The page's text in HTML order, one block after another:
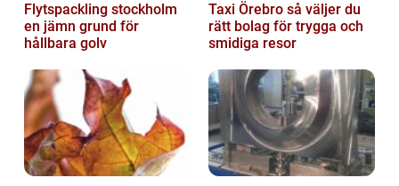
Flytspackling stockholm
en jämn grund för
hållbara golv
Taxi Örebro så väljer du
rätt bolag för trygga och
smidiga resor